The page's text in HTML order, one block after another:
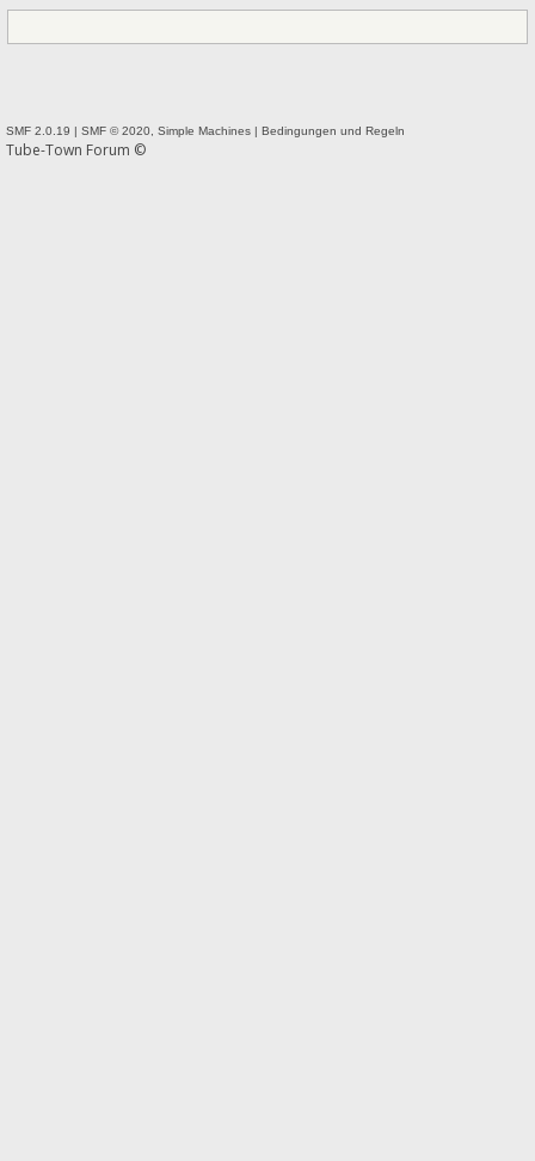
SMF 2.0.19 | SMF © 2020 Simple Machines | Bedingungen und Regeln
Tube-Town Forum ©